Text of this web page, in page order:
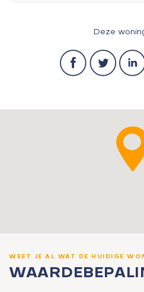
Deze
WEET JE AL WAT DE HUIDIGE